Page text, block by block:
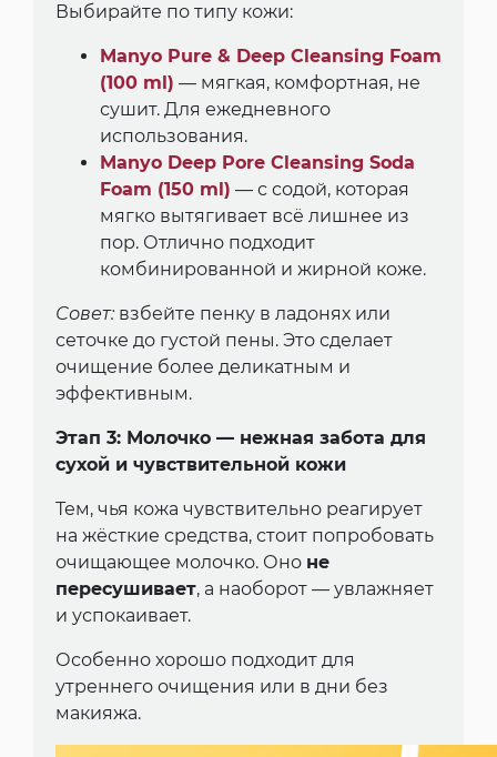
Выбирайте по типу кожи:
Manyo Pure & Deep Cleansing Foam
(100 ml) — мягкая, комфортная, не
сушит. Для ежедневного
использования.
Manyo Deep Pore Cleansing Soda
Foam (150 ml) — с содой, которая
мягко вытягивает всё лишнее из
пор. Отлично подходит
комбинированной и жирной коже.
Совет: взбейте пенку в ладонях или
сеточке до густой пены. Это сделает
очищение более деликатным и
эффективным.
Этап 3: Молочко — нежная забота для
сухой и чувствительной кожи
Тем, чья кожа чувствительно реагирует
на жёсткие средства, стоит попробовать
очищающее молочко. Оно не
пересушивает, а наоборот — увлажняет
и успокаивает.
Особенно хорошо подходит для
утреннего очищения или в дни без
макияжа.